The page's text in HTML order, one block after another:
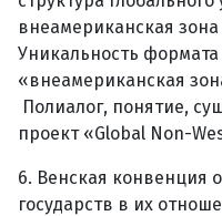
внеамериканская
Уникальность
«внеамериканская
Полиалог, понятие,
проект «Global Non-
6. Венская конвенция
государств в их